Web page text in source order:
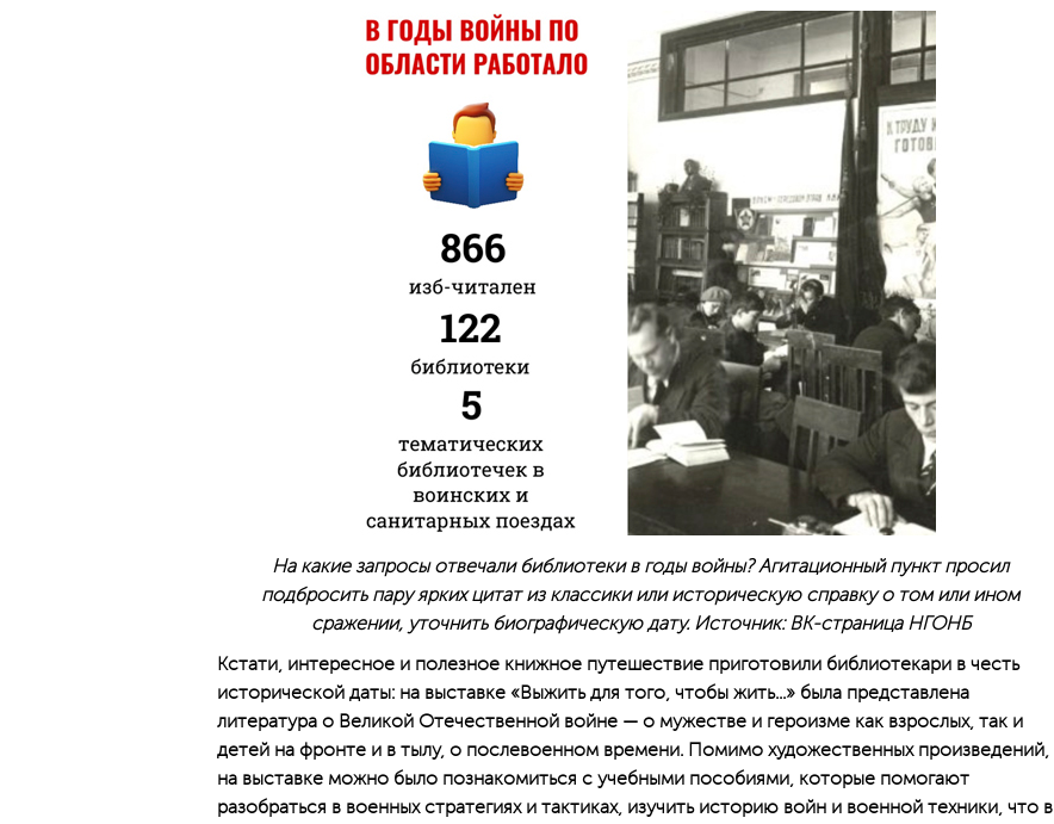
На какие запросы отвечали библиотеки в годы вой­ны? Агитационный пункт просил
подбросить пару ярких цитат из классики или историческую справку о том или ином
сражении, уточнить биографическую дату. Источник: ВК-страница НГОНБ
Кстати, интересное и полезное книжное путешествие приготовили библиотекари в честь
исторической даты: на выставке «Выжить для того, чтобы жить...» была представлена
литература о Великой Отечественной вой­не — о мужестве и героизме как взрослых, так и
детей на фронте и в тылу, о послевоенном времени. Помимо художественных произведений,
на выставке можно было познакомиться с учебными пособия­ми, которые помогают
разобраться в военных стратегиях и тактиках, изучить историю войн и военной техники, что в